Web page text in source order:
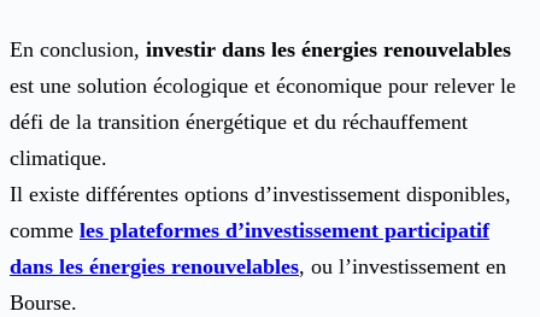
​​En conclusion, investir dans les énergies renouvelables
est une solution écologique et économique pour relever le
défi de la transition énergétique et du réchauffement
climatique.
Il existe différentes options d’investissement disponibles,
comme les plateformes d’investissement participatif
dans les énergies renouvelables, ou l’investissement en
Bourse.